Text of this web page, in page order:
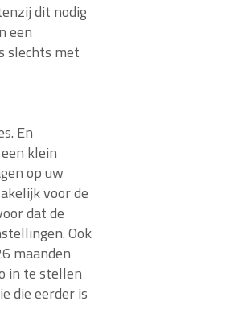
dit nodig
een
slechts met
En
klein
op uw
voor de
dat de
Ook
maanden
in te stellen
die eerder is